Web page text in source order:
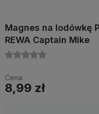
Magnes na lodówkę
REWA Captain Mike
Cena:
8,99 zł